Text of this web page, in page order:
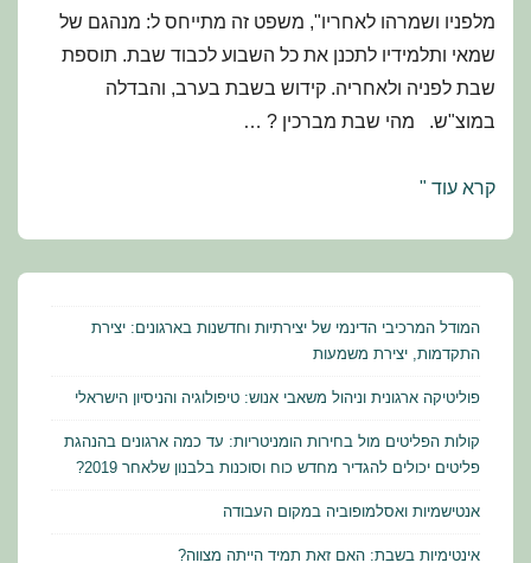
מלפניו ושמרהו לאחריו", משפט זה מתייחס ל: מנהגם של
שמאי ותלמידיו לתכנן את כל השבוע לכבוד שבת. תוספת
שבת לפניה ולאחריה. קידוש בשבת בערב, והבדלה
במוצ"ש. מהי שבת מברכין ? …
מועדי
הלכה
ומנהג:
שחזורים
למבחן
קרא עוד "
המודל המרכיבי הדינמי של יצירתיות וחדשנות בארגונים: יצירת
התקדמות, יצירת משמעות
פוליטיקה ארגונית וניהול משאבי אנוש: טיפולוגיה והניסיון הישראלי
קולות הפליטים מול בחירות הומניטריות: עד כמה ארגונים בהנהגת
פליטים יכולים להגדיר מחדש כוח וסוכנות בלבנון שלאחר 2019?
אנטישמיות ואסלמופוביה במקום העבודה
אינטימיות בשבת: האם זאת תמיד הייתה מצווה?